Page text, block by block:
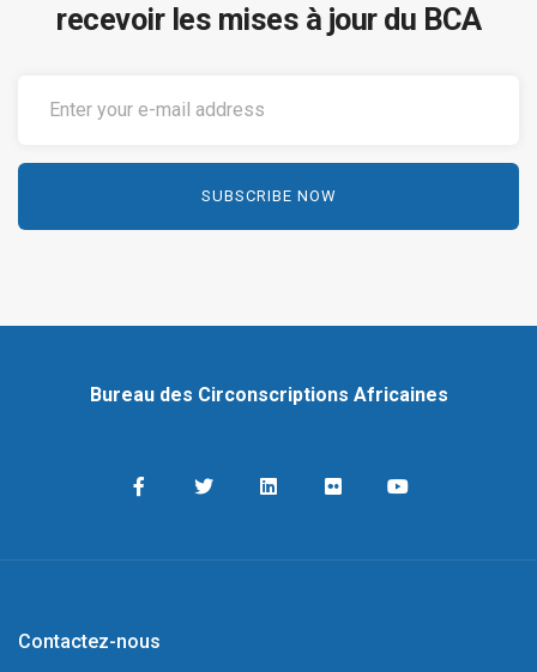
recevoir les mises à jour du BCA
Bureau des Circonscriptions Africaines
Contactez-nous